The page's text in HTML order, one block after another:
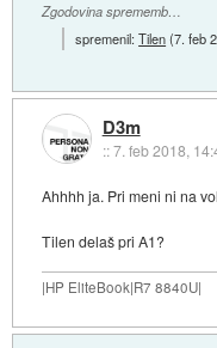
Zgodovina sprememb…
spremenil:Tilen(7. feb
D3m
::7. feb 2018,
Ahhhh ja. Pri meni ni na
Tilen delaš pri A1?
|HP EliteBook|R7 8840U|